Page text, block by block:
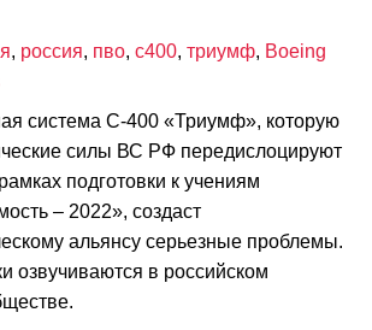
, россия, пво, с400, триумф, Boeing
система С-400 «Триумф», которую
силы ВС РФ передислоцируют
подготовки к учениям
– 2022», создаст
альянсу серьезные проблемы.
озвучиваются в российском